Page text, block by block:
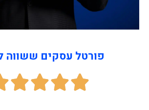
פורטל עסקים ששווה